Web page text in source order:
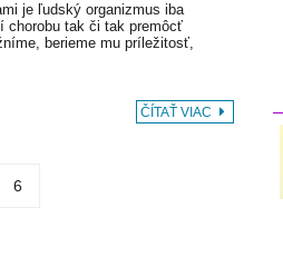
je ľudský organizmus iba
chorobu tak či tak premôcť
berieme mu príležitosť,
ČÍTAŤ VIAC
6